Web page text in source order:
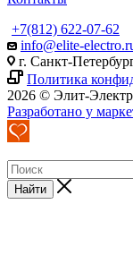
+7(812) 622-07-62
info@elite-
г. Санкт-
Политика
2026 © Элит-
Разработано у
Найти